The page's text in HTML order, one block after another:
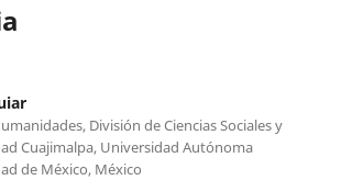
División de Ciencias Sociales y
Cuajimalpa, Universidad Autónoma
de México, México